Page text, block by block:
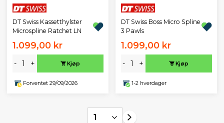
DT Swiss Kassetthylster
Microspline Ratchet LN
1.099,00 kr
- + Kjøp
Forventet 29/09/2026
DT Swiss Boss Micro Spline
3 Pawls
1.099,00 kr
- + Kjøp
1-2 hverdager
1